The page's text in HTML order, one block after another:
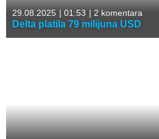
29.08.2025 | 01:53 | 2 komentara
Delta platila 79 milijuna USD